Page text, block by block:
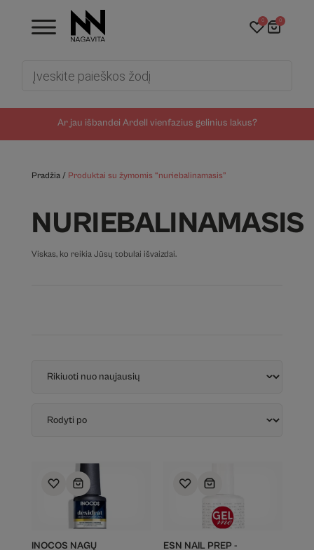
Ar jau išbandei Ardell vienfazius gelinius lakus?
0 0
Pradžia/ Produktai su žymomis “nuriebalinamasis”
NURIEBALINAMASIS
Viskas, ko reikia Jūsų tobulai išvaizdai.
INOCOS NAGŲ
ESN NAIL PREP -